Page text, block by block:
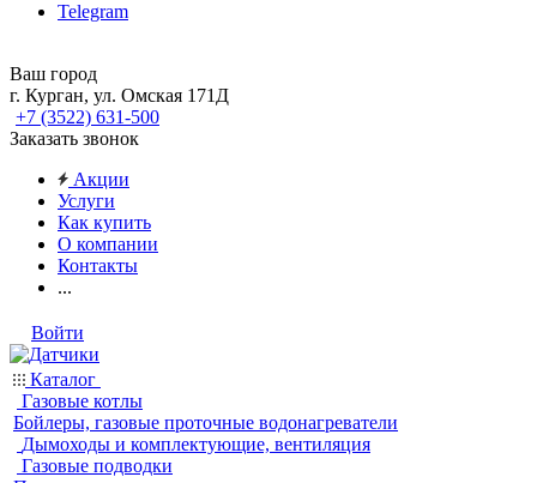
Telegram
Ваш город
г. Курган, ул. Омская 171Д
+7 (3522) 631-500
Заказать звонок
Акции
Услуги
Как купить
О компании
Контакты
...
Войти
Каталог
Газовые котлы
Бойлеры, газовые проточные водонагреватели
Дымоходы и комплектующие, вентиляция
Газовые подводки